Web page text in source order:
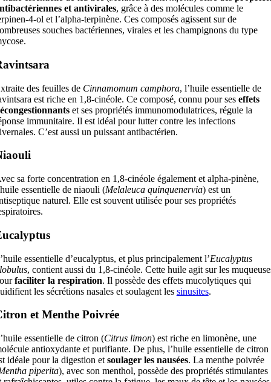
et antivirales, grâce à des molécules comme le
4-ol et l’alpha-terpinène. Ces composés agissent sur de
souches bactériennes, virales et les champignons du type
des feuilles de Cinnamomum camphora, l’huile essentielle de
est riche en 1,8-cinéole. Ce composé, connu pour ses effets
et ses propriétés immunomodulatrices, régule la
immunitaire. Il est idéal pour lutter contre les infections
C’est aussi un puissant antibactérien.
sa forte concentration en 1,8-cinéole également et alpha-pinène,
essentielle de niaouli (Melaleuca quinquenervia) est un
naturel. Elle est souvent utilisée pour ses propriétés
essentielle d’eucalyptus, et plus principalement l’Eucalyptus
, contient aussi du 1,8-cinéole. Cette huile agit sur les
faciliter la respiration. Il possède des effets mucolytiques qui
les sécrétions nasales et soulagent les sinusites.
et Menthe Poivrée
essentielle de citron (Citrus limon) est riche en limonène, une
antioxydante et purifiante. De plus, l’huile essentielle de citron
idéale pour la digestion et soulager les nausées. La menthe poivrée
piperita), avec son menthol, possède des propriétés stimulantes